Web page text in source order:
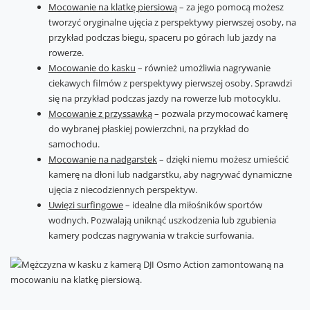
Mocowanie na klatkę piersiową– za jego pomocą możesz
tworzyć oryginalne ujęcia z perspektywy pierwszej osoby, na
przykład podczas biegu, spaceru po górach lub jazdy na
rowerze.
Mocowanie do kasku – również umożliwia nagrywanie
ciekawych filmów z perspektywy pierwszej osoby. Sprawdzi
się na przykład podczas jazdy na rowerze lub motocyklu.
Mocowanie z przyssawką– pozwala przymocować kamerę
do wybranej płaskiej powierzchni, na przykład do
samochodu.
Mocowanie na nadgarstek– dzięki niemu możesz umieścić
kamerę na dłoni lub nadgarstku, aby nagrywać dynamiczne
ujęcia z niecodziennych perspektyw.
Uwięzi surfingowe– idealne dla miłośników sportów
wodnych. Pozwalają uniknąć uszkodzenia lub zgubienia
kamery podczas nagrywania w trakcie surfowania.